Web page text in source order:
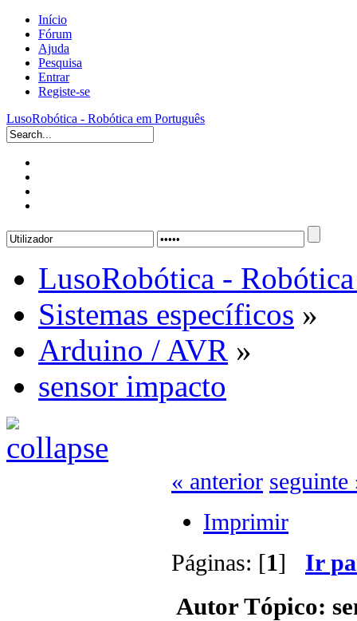
Início
Fórum
Ajuda
Pesquisa
Entrar
Registe-se
LusoRobótica - Robótica em Português
LusoRobótica -
Sistemas específicos »
Arduino / AVR »
sensor impacto
« anterior seguinte
Imprimir
Páginas: [1] Ir
AutorTópico: